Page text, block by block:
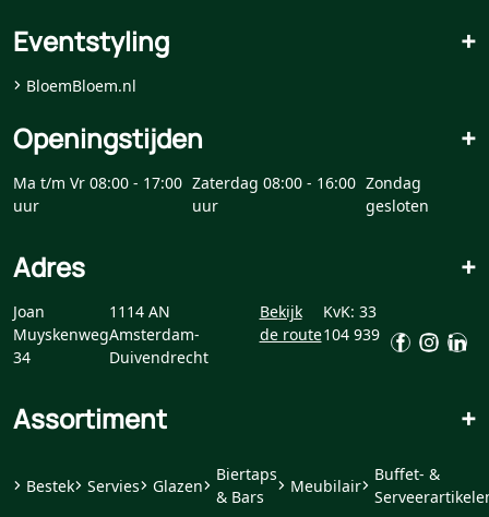
Eventstyling +
BloemBloem.nl
Openingstijden +
Ma t/m Vr 08:00 - 17:00
uur
Zaterdag 08:00 - 16:00
uur
Zondag
gesloten
Adres +
Joan
Muyskenweg
34
1114 AN
Amsterdam-
Duivendrecht
Bekijk
de route
KvK: 33
104 939
Assortiment +
Bestek Servies Glazen
Biertaps
& Bars
Meubilair
Buffet- &